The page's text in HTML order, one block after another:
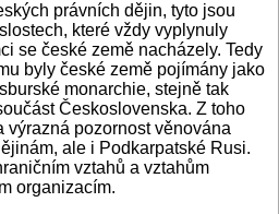
právních dějin, tyto jsou
které vždy vyplynuly
se české země nacházely. Tedy
byly české země pojímány jako
monarchie, stejně tak
Československa. Z toho
výrazná pozornost věnována
ale i Podkarpatské Rusi.
vztahů a vztahům
organizacím.